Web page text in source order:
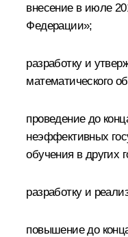
внесение в июле
Федерации»;
разработку и
математического
проведение до
неэффективных
обучения в других
разработку и
повышение до